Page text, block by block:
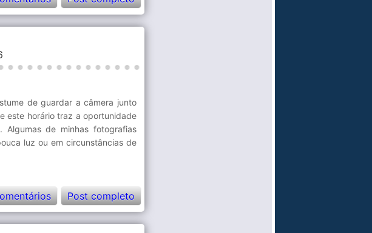
de guardar a câmera junto
este horário traz a oportunidade
Algumas de minhas fotografias
luz ou em circunstâncias de
Post completo